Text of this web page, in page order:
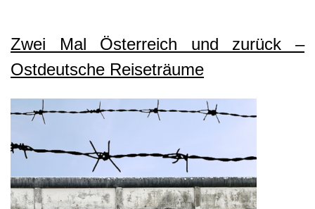
Zwei Mal Österreich und zurück –
Ostdeutsche Reiseträume